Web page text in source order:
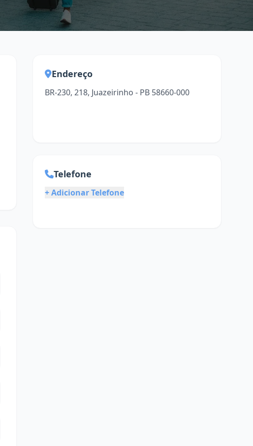
Endereço
BR-230, 218, Juazeirinho - PB 58660-000
Telefone
+ Adicionar Telefone